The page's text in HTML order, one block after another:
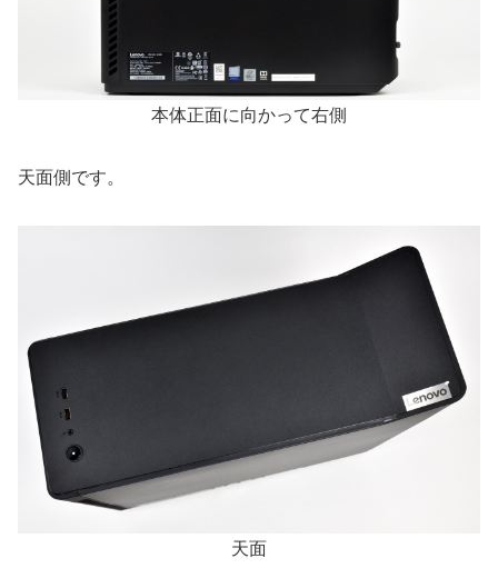
本体正面に向かって右側
天面側です。
天面